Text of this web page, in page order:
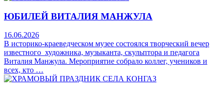
ЮБИЛЕЙ ВИТАЛИЯ МАНЖУЛА
16.06.2026
В историко-краеведческом музее состоялся творческий вечер
известного художника, музыканта, скульптора и педагога
Виталия Манжула. Мероприятие собрало коллег, учеников и
всех, кто …